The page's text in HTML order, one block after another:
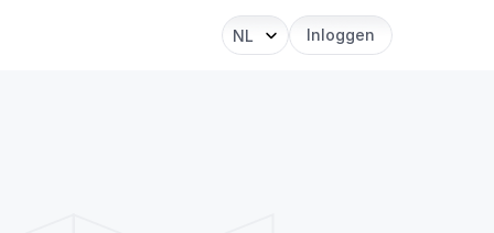
Select Language
NL Inloggen